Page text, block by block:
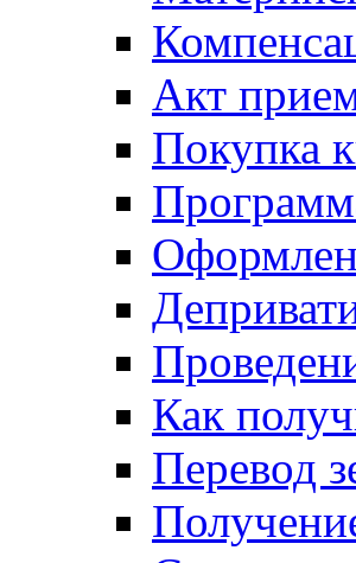
Акт
Покупка
Как
Перевод